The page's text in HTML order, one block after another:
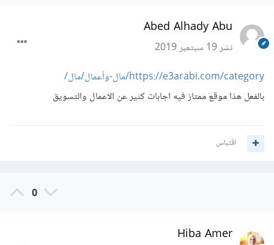
Abed Alhady Abu
نشر19 سبتمبر 2019
https://e3arabi.com/category/مال-وأعمال/مال/
بالفعل هذا موقع ممتاز فيه اجابات كثير عن الاعمال والتسويق
اقتباس
0
Hiba Amer